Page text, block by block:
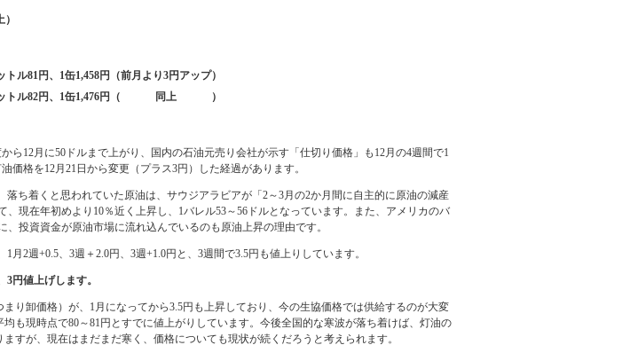
トル81円、1缶1,458円（前月より3円アップ）
トル82円、1缶1,476円（ 同上 ）
ら12月に50ドルまで上がり、国内の石油元売り会社が示す「仕切り価格」も12月の4週間で1
価格を12月21日から変更（プラス3円）した経過があります。
落ち着くと思われていた原油は、サウジアラビアが「2～3月の2か月間に自主的に原油の減産
、現在年初めより10％近く上昇し、1バレル53～56ドルとなっています。また、アメリカのバ
投資資金が原油市場に流れ込んでいるのも原油上昇の理由です。
月2週+0.5、3週＋2.0円、3週+1.0円と、3週間で3.5円も値上りしています。
3円値上げします。
り卸価格）が、1月になってから3.5円も上昇しており、今の生協価格では供給するのが大変
も現時点で80～81円とすでに値上がりしています。今後全国的な寒波が落ち着けば、灯油の
すが、現在はまだまだ寒く、価格についても現状が続くだろうと考えられます。